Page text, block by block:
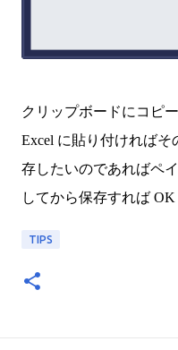
クリップボードにコピ
Excel に貼り付ければ
存したいのであればペ
してから保存すれば OK
TIPS